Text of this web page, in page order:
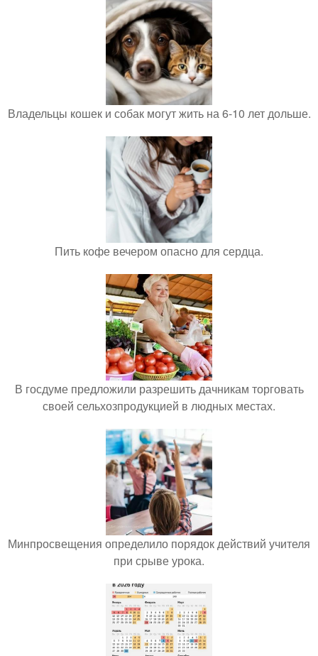
Владельцы кошек и собак могут жить на 6-10 лет дольше.
Пить кофе вечером опасно для сердца.
В госдуме предложили разрешить дачникам торговать
своей сельхозпродукцией в людных местах.
Минпросвещения определило порядок действий учителя
при срыве урока.